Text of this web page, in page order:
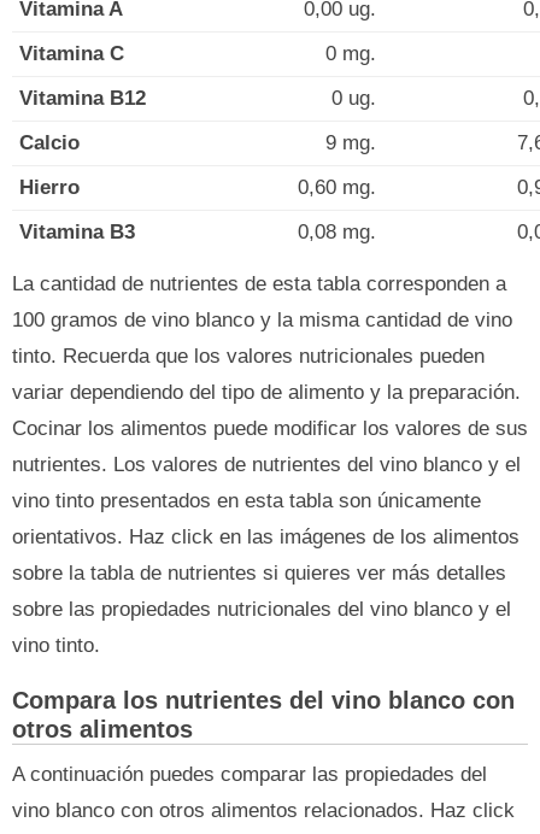
Vitamina A
0,00 ug.
Vitamina C
0 mg.
Vitamina B12
0 ug.
Calcio
9 mg.
Hierro
0,60 mg.
Vitamina B3
0,08 mg.
La cantidad de nutrientes de esta tabla corresponden a
100 gramos de vino blanco y la misma cantidad de vino
tinto. Recuerda que los valores nutricionales pueden
variar dependiendo del tipo de alimento y la preparación.
Cocinar los alimentos puede modificar los valores de sus
nutrientes. Los valores de nutrientes del vino blanco y el
vino tinto presentados en esta tabla son únicamente
orientativos. Haz click en las imágenes de los alimentos
sobre la tabla de nutrientes si quieres ver más detalles
sobre las propiedades nutricionales del vino blanco y el
vino tinto.
Compara los nutrientes del vino blanco con
otros alimentos
A continuación puedes comparar las propiedades del
vino blanco con otros alimentos relacionados. Haz click